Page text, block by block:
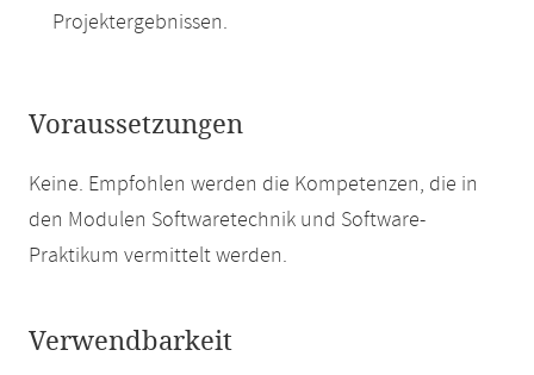
Projektergebnissen.
Voraussetzungen
Keine. Empfohlen werden die Kompetenzen, die in
den Modulen Softwaretechnik und Software-
Praktikum vermittelt werden.
Verwendbarkeit